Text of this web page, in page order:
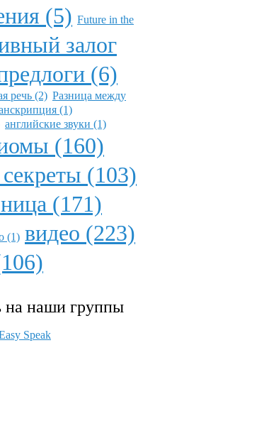
(5) Future in the
залог
(6)
речь (2) Разница между
(1)
английские звуки (1)
(160)
(103)
(171)
(1) видео (223)
на наши группы
Speak